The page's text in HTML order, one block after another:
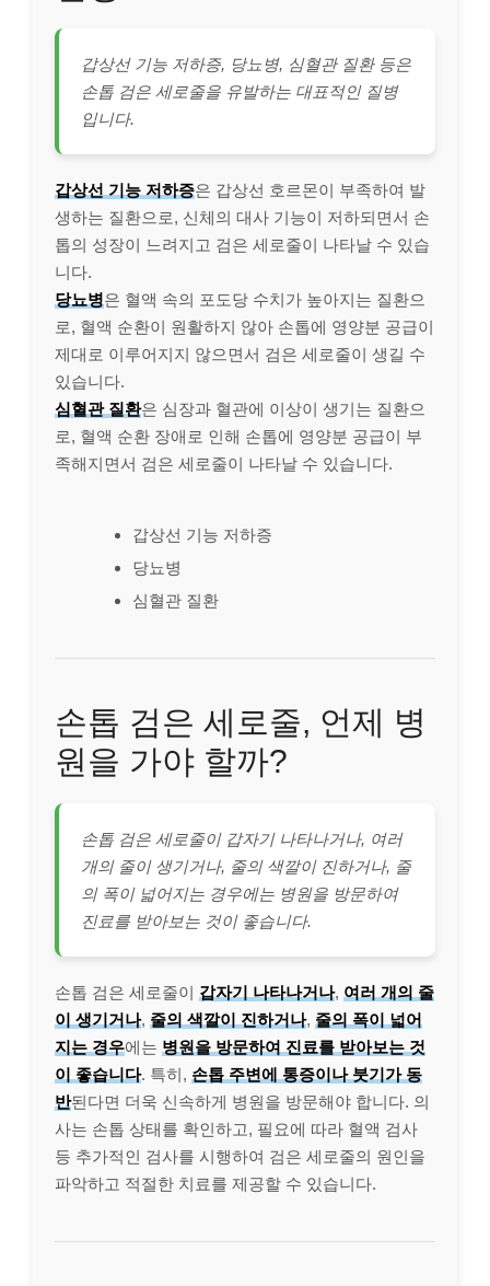
갑상선 기능 저하증, 당뇨병, 심혈관 질환 등은
손톱 검은 세로줄을 유발하는 대표적인 질병
입니다.
갑상선 기능 저하증은 갑상선 호르몬이 부족하여 발
생하는 질환으로, 신체의 대사 기능이 저하되면서 손
톱의 성장이 느려지고 검은 세로줄이 나타날 수 있습
니다.
당뇨병은 혈액 속의 포도당 수치가 높아지는 질환으
로, 혈액 순환이 원활하지 않아 손톱에 영양분 공급이
제대로 이루어지지 않으면서 검은 세로줄이 생길 수
있습니다.
심혈관 질환은 심장과 혈관에 이상이 생기는 질환으
로, 혈액 순환 장애로 인해 손톱에 영양분 공급이 부
족해지면서 검은 세로줄이 나타날 수 있습니다.
갑상선 기능 저하증
당뇨병
심혈관 질환
손톱 검은 세로줄, 언제 병
원을 가야 할까?
손톱 검은 세로줄이 갑자기 나타나거나, 여러
개의 줄이 생기거나, 줄의 색깔이 진하거나, 줄
의 폭이 넓어지는 경우에는 병원을 방문하여
진료를 받아보는 것이 좋습니다.
손톱 검은 세로줄이 갑자기 나타나거나, 여러 개의 줄
이 생기거나, 줄의 색깔이 진하거나, 줄의 폭이 넓어
지는 경우에는 병원을 방문하여 진료를 받아보는 것
이 좋습니다. 특히, 손톱 주변에 통증이나 붓기가 동
반된다면 더욱 신속하게 병원을 방문해야 합니다. 의
사는 손톱 상태를 확인하고, 필요에 따라 혈액 검사
등 추가적인 검사를 시행하여 검은 세로줄의 원인을
파악하고 적절한 치료를 제공할 수 있습니다.